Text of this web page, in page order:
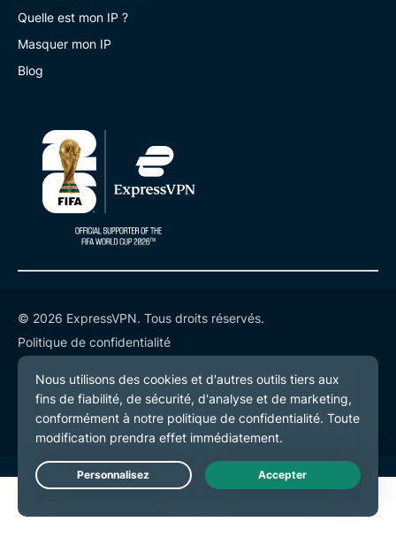
Quelle est mon IP ?
Masquer mon IP
Blog
© 2026 ExpressVPN. Tous droits réservés.
Politique de confidentialité
Conditions de service
Préférences de cookies
Live Chat